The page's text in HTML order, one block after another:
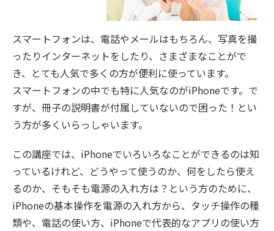
スマートフォンは、電話やメールはもちろん、写真を撮
ったりインターネットをしたり、さまざまなことがで
き、とても人気で多くの方が便利に使っています。
スマートフォンの中でも特に人気なのがiPhoneです。で
すが、冊子の説明書が付属していないので困った！とい
う方が多くいらっしゃいます。
この講座では、iPhoneでいろいろなことができるのは知
っているけれど、どうやって使うのか、何をしたら使え
るのか、そもそも電源の入れ方は？という方のために、
iPhoneの基本操作を電源の入れ方から、タッチ操作の種
類や、電話の使い方、iPhoneで代表的なアプリの使い方